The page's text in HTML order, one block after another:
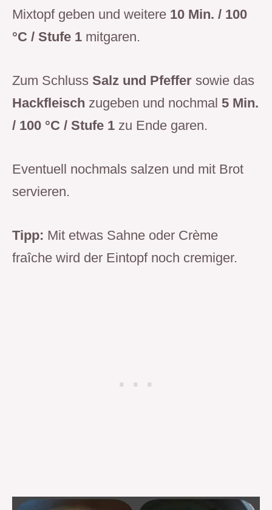
Mixtopf geben und weitere 10 Min. / 100
°C / Stufe 1 mitgaren.
Zum Schluss Salz und Pfeffer sowie das
Hackfleisch zugeben und nochmal 5 Min.
/ 100 °C / Stufe 1 zu Ende garen.
Eventuell nochmals salzen und mit Brot
servieren.
Tipp: Mit etwas Sahne oder Crème
fraîche wird der Eintopf noch cremiger.